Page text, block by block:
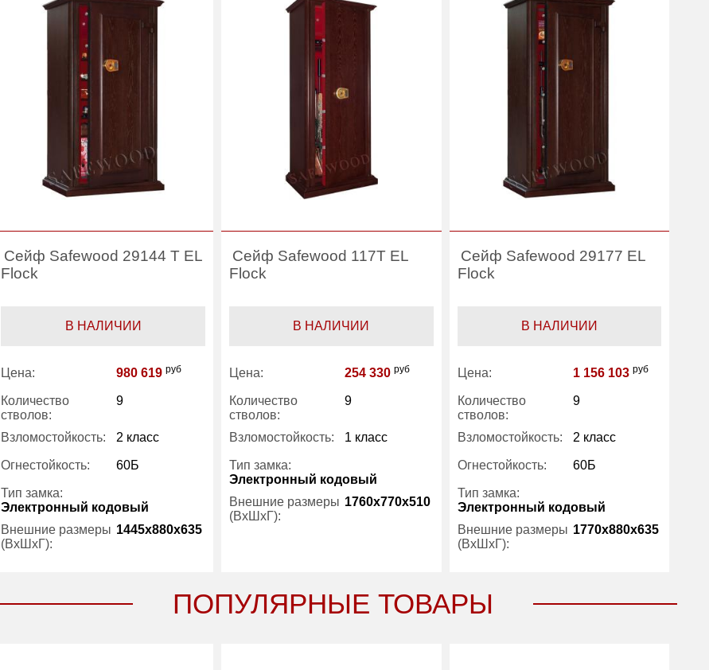
Сейф Safewood 29144 T EL
Flock
В НАЛИЧИИ
Цена: 980 619 руб
Количество
стволов:
9
Взломостойкость: 2 класс
Огнестойкость: 60Б
Тип замка:
Электронный кодовый
Внешние размеры
(ВхШхГ):
1445x880x635
Сейф Safewood 117T EL
Flock
В НАЛИЧИИ
Цена: 254 330 руб
Количество
стволов:
9
Взломостойкость: 1 класс
Тип замка:
Электронный кодовый
Внешние размеры
(ВхШхГ):
1760x770x510
(л):
Сейф Safewood 29177 EL
Flock
В НАЛИЧИИ
Цена: 1 156 103 руб
Количество
стволов:
9
Взломостойкость: 2 класс
Огнестойкость: 60Б
Тип замка:
Электронный кодовый
Внешние размеры
(ВхШхГ):
1770x880x635
Гарантия:
ПОПУЛЯРНЫЕ ТОВАРЫ